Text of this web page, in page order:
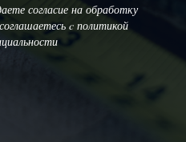
согласие на обработку
c политикой